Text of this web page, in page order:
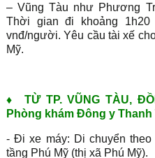
– Vũng Tàu như Phương
Thời gian đi khoảng 1h20
vnđ/người. Yêu cầu tài xế
Mỹ.
♦
TỪ TP. VŨNG TÀU,
Phòng khám Đông y Thanh
- Đi xe máy: Di chuyển
tầng Phú Mỹ (thị xã Phú Mỹ).